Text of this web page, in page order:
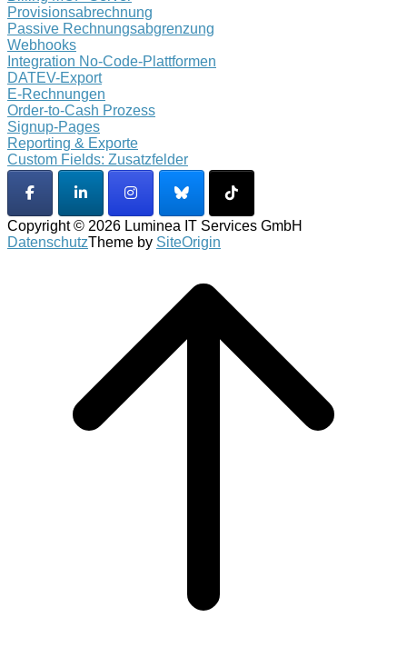
Provisionsabrechnung
Passive Rechnungsabgrenzung
Webhooks
Integration No-Code-Plattformen
DATEV-Export
E-Rechnungen
Order-to-Cash Prozess
Signup-Pages
Reporting & Exporte
Custom Fields: Zusatzfelder
Copyright © 2026 Luminea IT Services GmbH
DatenschutzTheme by SiteOrigin